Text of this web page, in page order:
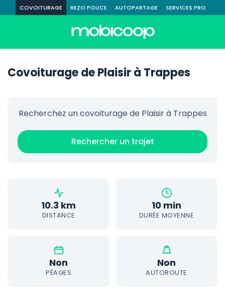
COVOITURAGE REZO POUCE AUTOPARTAGE SERVICES PRO
Covoiturage de Plaisir à Trappes
Recherchez un covoiturage de Plaisir à Trappes
Rechercher un trajet
10.3 km
DISTANCE
10 min
DURÉE MOYENNE
Non
PÉAGES
Non
AUTOROUTE